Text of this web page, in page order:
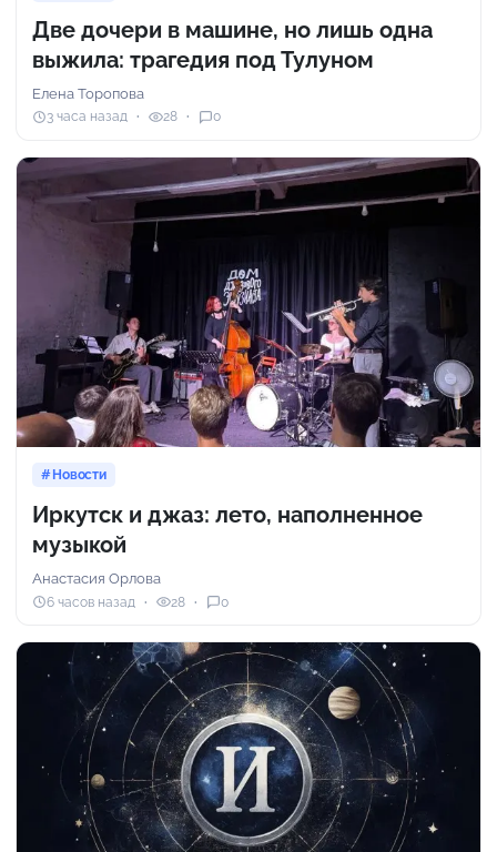
Две дочери в машине, но лишь одна
выжила: трагедия под Тулуном
Елена Торопова
3 часа назад 28 0
Новости
Иркутск и джаз: лето, наполненное
музыкой
Анастасия Орлова
6 часов назад 28 0